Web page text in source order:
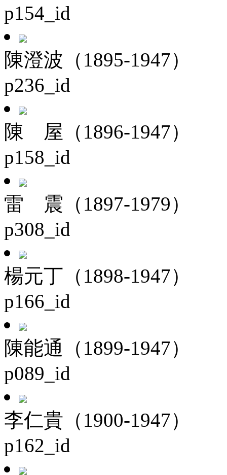
p154_id
陳澄波（1895-1947）
p236_id
陳 屋（1896-1947）
p158_id
雷 震（1897-1979）
p308_id
楊元丁（1898-1947）
p166_id
陳能通（1899-1947）
p089_id
李仁貴（1900-1947）
p162_id